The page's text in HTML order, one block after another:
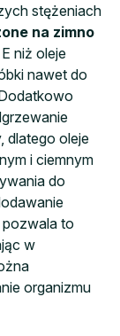
stężeniach
na zimno
niż oleje
nawet do
dlatego oleje
i ciemnym
do
pozwala to
w
organizmu